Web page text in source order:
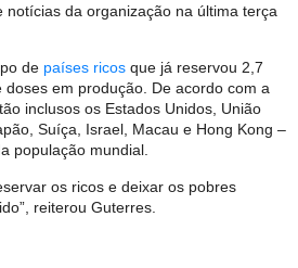
notícias da organização na última terça
de países ricos que já reservou 2,7
doses em produção. De acordo com a
inclusos os Estados Unidos, União
Suíça, Israel, Macau e Hong Kong –
população mundial.
os ricos e deixar os pobres
reiterou Guterres.